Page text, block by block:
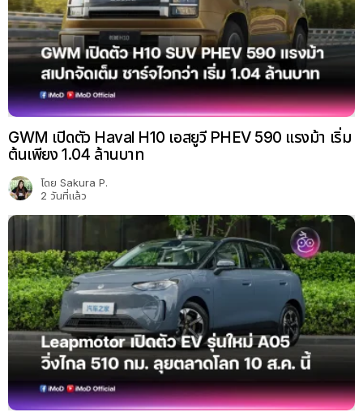
GWM เปิดตัว Haval H10 เอสยูวี PHEV 590 แรงม้า เริ่ม
ต้นเพียง 1.04 ล้านบาท
โดย Sakura P.
2 วันที่แล้ว